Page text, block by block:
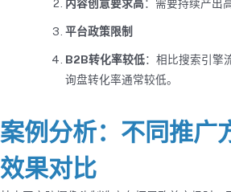
内容创意要求高：需要持续产出
平台政策限制
B2B转化率较低：相比搜索引擎
询盘转化率通常较低。
案例分析：不同推广
效果对比